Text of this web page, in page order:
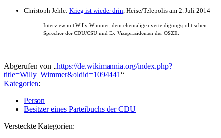
Christoph Jehle: Krieg ist wieder drin, Heise/Telepolis am 2. Juli 2014
Interview mit Willy Wimmer, dem ehemaligen verteidigungs­politischen
Sprecher der CDU/CSU und Ex-Vizepräsidenten der OSZE.
Abgerufen von „https://de.wikimannia.org/index.php?
title=Willy_Wimmer&oldid=1094441“
Kategorien:
Person
Besitzer eines Parteibuchs der CDU
Versteckte Kategorien: